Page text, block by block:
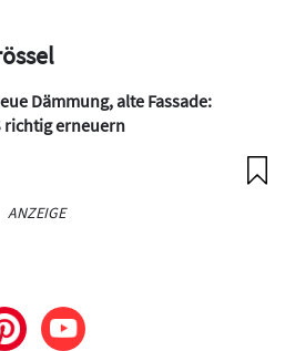
Dämmung, alte Fassade:
richtig erneuern
ANZEIGE